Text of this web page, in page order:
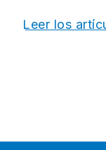
Leer los